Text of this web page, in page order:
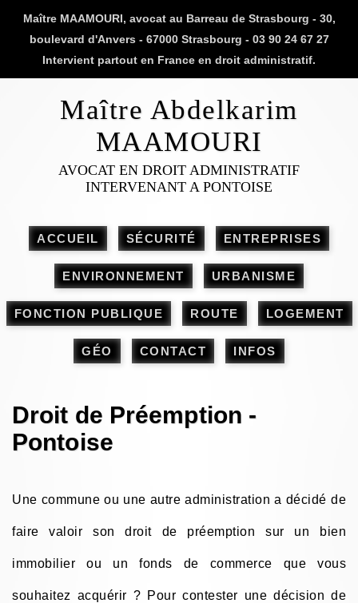
Maître MAAMOURI, avocat au Barreau de Strasbourg - 30,
boulevard d'Anvers - 67000 Strasbourg - 03 90 24 67 27
Intervient partout en France en droit administratif.
Maître Abdelkarim
MAAMOURI
AVOCAT EN DROIT ADMINISTRATIF
INTERVENANT A PONTOISE
ACCUEIL SÉCURITÉ ENTREPRISES
ENVIRONNEMENT URBANISME
FONCTION PUBLIQUE ROUTE LOGEMENT
GÉO CONTACT INFOS
Droit de Préemption -
Pontoise
Une commune ou une autre administration a décidé de
faire valoir son droit de préemption sur un bien
immobilier ou un fonds de commerce que vous
souhaitez acquérir ? Pour contester une décision de